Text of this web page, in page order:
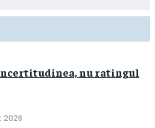
nu ratingul
2026